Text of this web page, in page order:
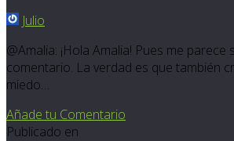
Julio
@Amalia: ¡Hola Amalia! Pues me
comentario. La verdad es que también
miedo…
Añade tu Comentario
Publicado en